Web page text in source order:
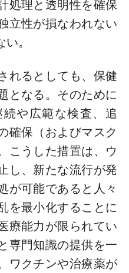
処理と透明性を確保
立性が損なわれない
。
れるとしても、保健
となる。そのために
や広範な検査、追
確保（およびマスク
こうした措置は、ウ
し、新たな流行が発
が可能であると人々
を最小化することに
療能力が限られてい
専門知識の提供を一
ワクチンや治療薬が